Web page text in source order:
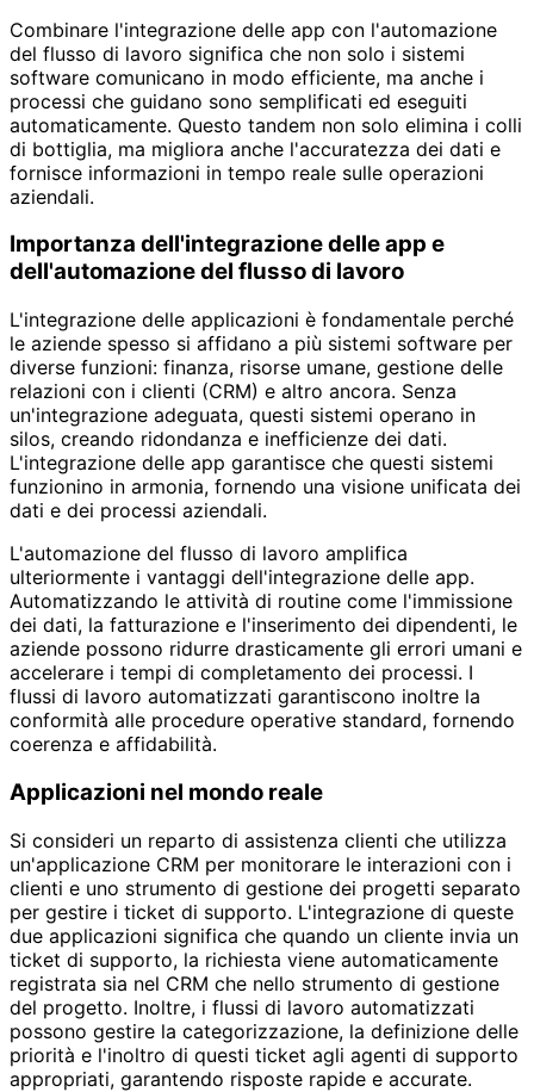
Combinare l'integrazione delle app con l'automazione
del flusso di lavoro significa che non solo i sistemi
software comunicano in modo efficiente, ma anche i
processi che guidano sono semplificati ed eseguiti
automaticamente. Questo tandem non solo elimina i colli
di bottiglia, ma migliora anche l'accuratezza dei dati e
fornisce informazioni in tempo reale sulle operazioni
aziendali.
Importanza dell'integrazione delle app e
dell'automazione del flusso di lavoro
L'integrazione delle applicazioni è fondamentale perché
le aziende spesso si affidano a più sistemi software per
diverse funzioni: finanza, risorse umane, gestione delle
relazioni con i clienti (CRM) e altro ancora. Senza
un'integrazione adeguata, questi sistemi operano in
silos, creando ridondanza e inefficienze dei dati.
L'integrazione delle app garantisce che questi sistemi
funzionino in armonia, fornendo una visione unificata dei
dati e dei processi aziendali.
L'automazione del flusso di lavoro amplifica
ulteriormente i vantaggi dell'integrazione delle app.
Automatizzando le attività di routine come l'immissione
dei dati, la fatturazione e l'inserimento dei dipendenti, le
aziende possono ridurre drasticamente gli errori umani e
accelerare i tempi di completamento dei processi. I
flussi di lavoro automatizzati garantiscono inoltre la
conformità alle procedure operative standard, fornendo
coerenza e affidabilità.
Applicazioni nel mondo reale
Si consideri un reparto di assistenza clienti che utilizza
un'applicazione CRM per monitorare le interazioni con i
clienti e uno strumento di gestione dei progetti separato
per gestire i ticket di supporto. L'integrazione di queste
due applicazioni significa che quando un cliente invia un
ticket di supporto, la richiesta viene automaticamente
registrata sia nel CRM che nello strumento di gestione
del progetto. Inoltre, i flussi di lavoro automatizzati
possono gestire la categorizzazione, la definizione delle
priorità e l'inoltro di questi ticket agli agenti di supporto
appropriati, garantendo risposte rapide e accurate.